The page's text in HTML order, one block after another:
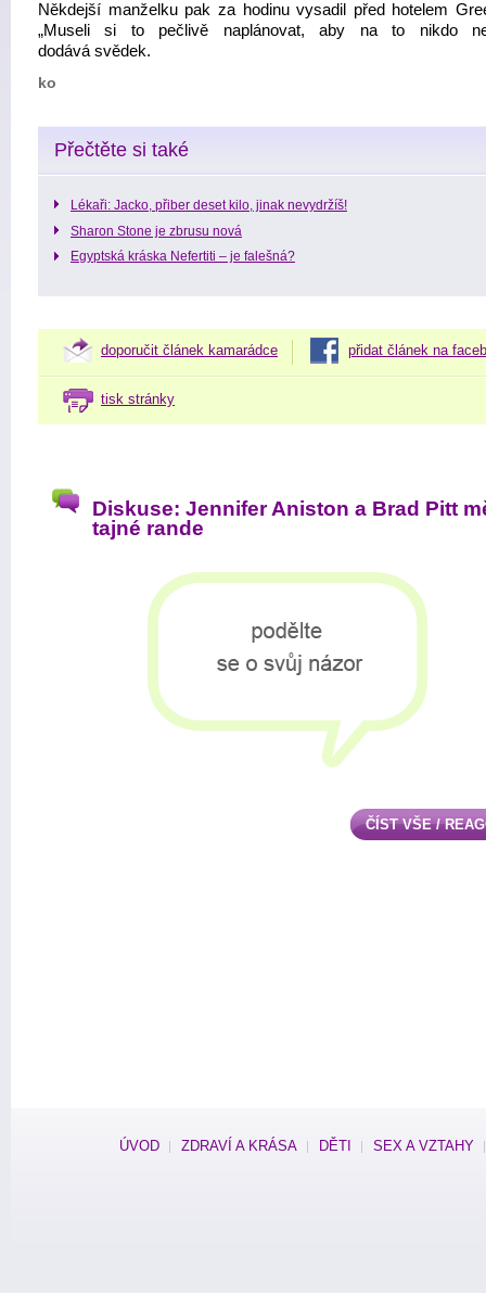
Někdejší manželku pak za hodinu vysadil před hotelem
„Museli si to pečlivě naplánovat, aby na to nikdo
dodává svědek.
ko
Přečtěte si také
Lékaři: Jacko, přiber deset kilo, jinak nevydržíš!
Sharon Stone je zbrusu nová
Egyptská kráska Nefertiti – je falešná?
doporučit článek kamarádce přidat článek na
tisk stránky
Diskuse: Jennifer Aniston a Brad Pitt
tajné rande
ČÍST VŠE /
ÚVOD ZDRAVÍ A KRÁSA DĚTI SEX A VZTAHY